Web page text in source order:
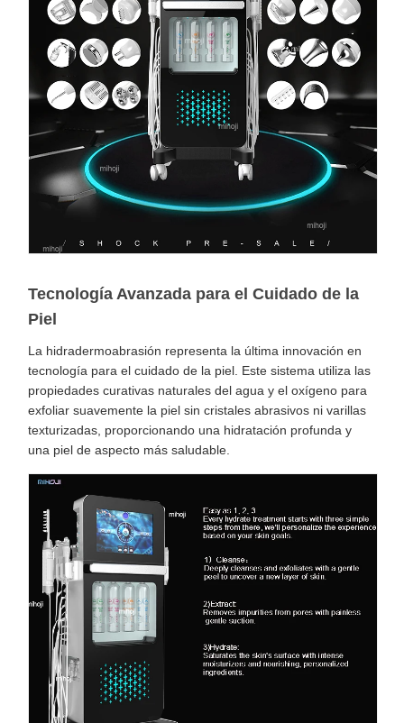
Tecnología Avanzada para el Cuidado de la
Piel
La hidradermoabrasión representa la última innovación en
tecnología para el cuidado de la piel. Este sistema utiliza las
propiedades curativas naturales del agua y el oxígeno para
exfoliar suavemente la piel sin cristales abrasivos ni varillas
texturizadas, proporcionando una hidratación profunda y
una piel de aspecto más saludable.